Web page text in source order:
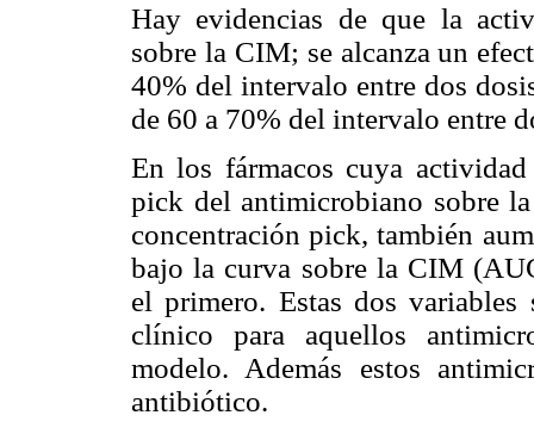
Hay evidencias de que la
sobre la CIM; se alcanza un
40% del intervalo entre dos
de 60 a 70% del intervalo entre
En los fármacos cuya
pick del antimicrobiano sobre
concentración pick, también
bajo la curva sobre la CIM
el primero. Estas dos
clínico para aquellos
modelo. Además estos
antibiótico.